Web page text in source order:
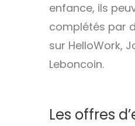
enfance, ils
complétés par
sur HelloWork,
Leboncoin.
Les offres